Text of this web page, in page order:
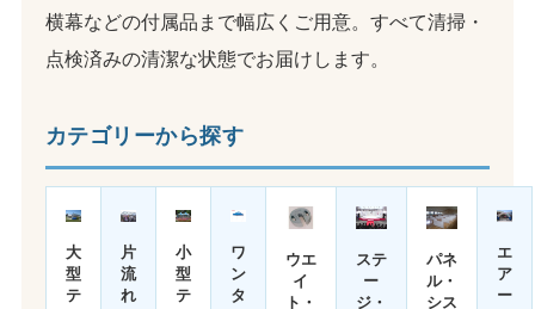
横幕などの付属品まで幅広くご用意。すべて清掃・
点検済みの清潔な状態でお届けします。
カテゴリーから探す
大
型
テ
片
流
れ
小
型
テ
ワ
ン
タ
ウエ
イ
ト・
ステ
ー
ジ・
パネ
ル・
シス
エ
ア
ー